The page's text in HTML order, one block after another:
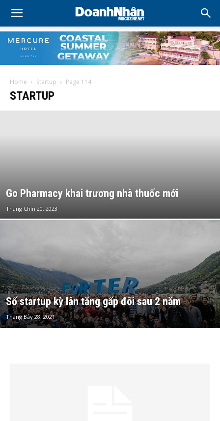
Home Startup Page 114
STARTUP
Go Pharmacy khai trương nhà thuốc mới
Tháng Chín 20, 2023
Số startup kỳ lân tăng gấp đôi sau 2 năm
Tháng Bảy 28, 2021